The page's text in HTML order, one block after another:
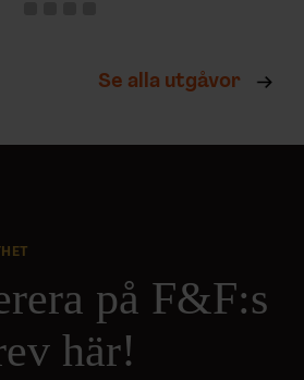
Se alla utgåvor
på F&F:s
här!